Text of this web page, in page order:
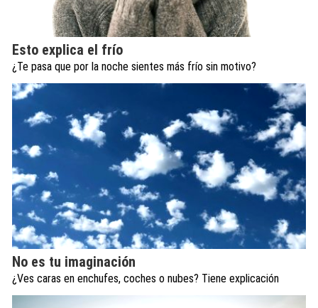
Esto explica el frío
¿Te pasa que por la noche sientes más frío sin motivo?
No es tu imaginación
¿Ves caras en enchufes, coches o nubes? Tiene explicación